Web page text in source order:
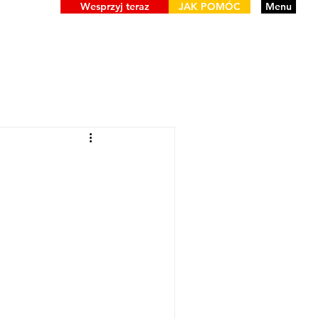
Wesprzyj teraz JAK POMÓC Menu